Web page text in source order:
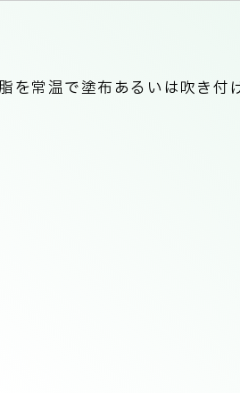
常温で塗布あるいは吹き付